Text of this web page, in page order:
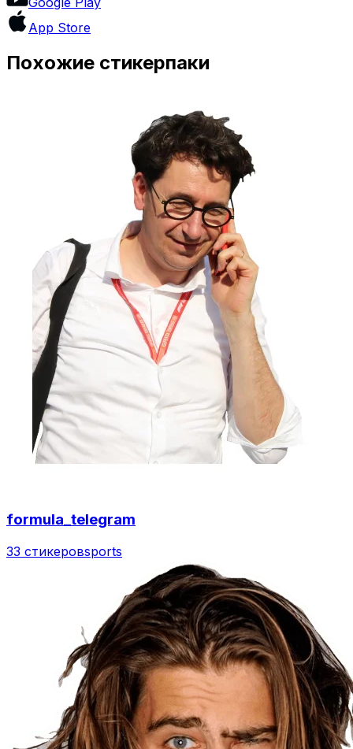
App Store
Похожие стикерпаки
formula_telegram
33 стикеровsports